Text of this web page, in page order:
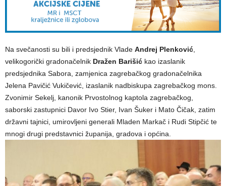
Na svečanosti su bili i predsjednik Vlade Andrej Plenković
velikogorički gradonačelnik Dražen Barišić kao izaslanik
predsjednika Sabora, zamjenica zagrebačkog gradonačelnika
Jelena Pavičić Vukičević, izaslanik nadbiskupa zagrebačkog mons.
Zvonimir Sekelj, kanonik Prvostolnog kaptola zagrebačkog,
saborski zastupnici Davor Ivo Stier, Ivan Šuker i Mato Čičak, zatim
državni tajnici, umirovljeni generali Mladen Markač i Rudi Stipčić te
mnogi drugi predstavnici županija, gradova i općina.